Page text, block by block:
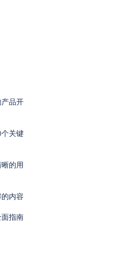
品开
关键
的用
内容
指南